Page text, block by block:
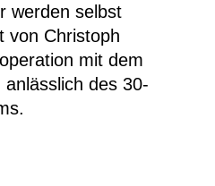
werden selbst
von Christoph
mit dem
des 30-